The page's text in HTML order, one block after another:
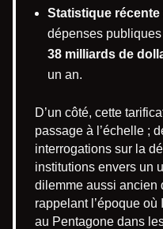
Statistique récente
dépenses
38 milliards de
un an.
D’un côté, cette
passage à l’échelle ;
interrogations sur la
institutions envers un
dilemme aussi ancien
rappelant l’époque
au Pentagone dans